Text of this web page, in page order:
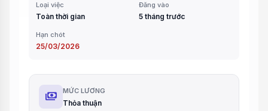
Loại việc
Toàn thời gian
Đăng vào
5 tháng trước
Hạn chót
25/03/2026
payments MỨC LƯƠNG
Thỏa thuận